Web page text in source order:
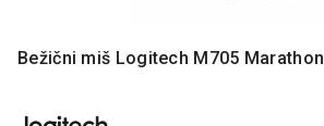
RAČUNARSKE
KOMPONENTE
RAČUNARSKE
Bežični miš Logitech M705 Marathon